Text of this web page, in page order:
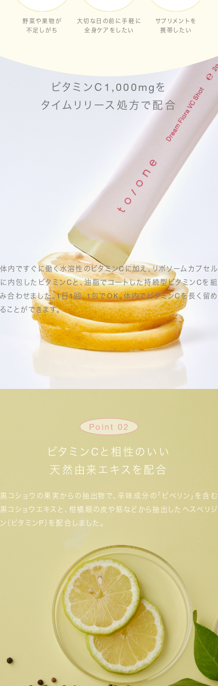
野菜や果物が
不足しがち
大切な日の前に手軽に
全身ケアをしたい
サプリメントを
携帯したい
ビタミンC1,000mgを
タイムリリース処方で配合
体内ですぐに働く水溶性のビタミンCに加え、リポソームカプセル
に内包したビタミンCと、油脂でコートした持続型ビタミンCを組
み合わせました。1日1回、1包でOK。体内でビタミンCを長く留め
ることができます。
Point 02
ビタミンCと相性のいい
天然由来エキスを配合
黒コショウの果実からの抽出物で、 辛味成分の「ピペリン」を含む
黒コショウエキスと、柑橘類の皮や筋などから抽出した ヘスペリジ
ン（ビタミンP）を配合しました。